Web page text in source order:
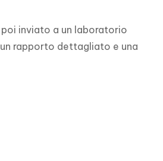
inviato a un laboratorio
rapporto dettagliato e una